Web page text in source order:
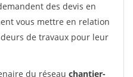
des devis en
vous mettre en relation
de travaux pour leur
du réseau chantier-